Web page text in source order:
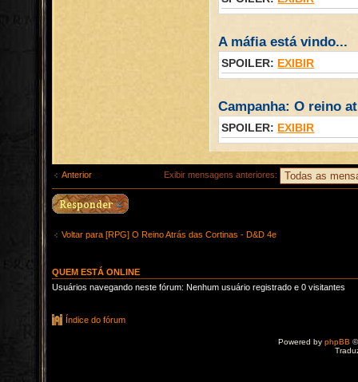
A máfia está vindo...
SPOILER: EXIBIR
Campanha: O reino
SPOILER: EXIBIR
Anterior Exibir mensagens anteriores:
Voltar para [RPG] O Reino Atrás das Cortinas - D&D 4e
QUEM ESTÁ ONLINE
Usuários navegando neste fórum: Nenhum usuário registrado e 0 visitantes
Índice do fórum
Powered by phpBB